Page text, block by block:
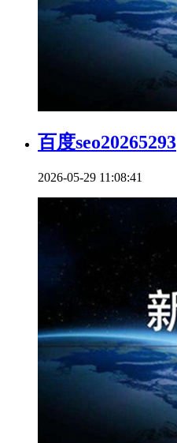
百度seo20265293
2026-05-29 11:08:41